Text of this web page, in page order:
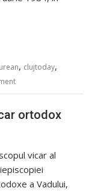
, clujtoday,
ortodox
vicar al
a Vadului,